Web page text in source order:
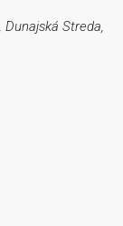
Streda,